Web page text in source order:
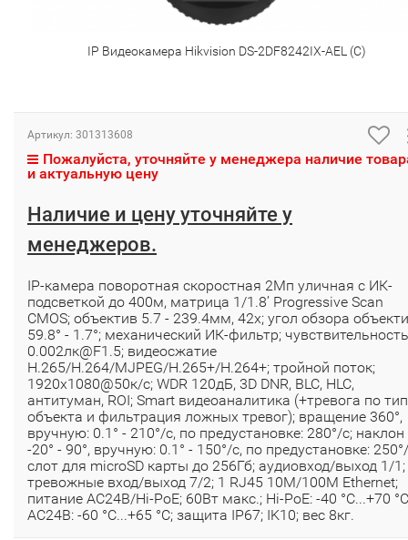
IP Видеокамера Hikvision DS-2DF8242IX-AEL (C)
Артикул: 301313608
Пожалуйста, уточняйте у менеджера наличие
и актуальную цену
Наличие и цену уточняйте у
менеджеров.
IP-камера поворотная скоростная 2Мп уличная с ИК-
подсветкой до 400м, матрица 1/1.8’ Progressive Scan
CMOS; объектив 5.7 - 239.4мм, 42x; угол обзора
59.8° - 1.7°; механический ИК-фильтр; чувствительность
0.002лк@F1.5; видеосжатие
H.265/H.264/MJPEG/H.265+/H.264+; тройной поток;
1920х1080@50к/с; WDR 120дБ, 3D DNR, BLC, HLC,
антитуман, ROI; Smart видеоаналитика (+тревога по
объекта и фильтрация ложных тревог); вращение 360°,
вручную: 0.1° - 210°/с, по предустановке: 280°/с; наклон
-20° - 90°, вручную: 0.1° - 150°/с, по предустановке:
слот для microSD карты до 256Гб; аудиовход/выход 1/1;
тревожные вход/выход 7/2; 1 RJ45 10M/100M Ethernet;
питание AC24В/Hi-PoE; 60Вт макс.; Hi-PoE: -40 °C...+70
AC24В: -60 °C...+65 °C; защита IP67; IK10; вес 8кг.